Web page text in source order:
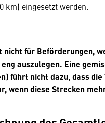
km) eingesetzt werden.
nicht für Beförderungen,
auszulegen. Eine
führt nicht dazu, dass
wenn diese Strecken